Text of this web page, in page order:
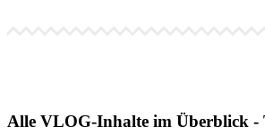
Alle VLOG-Inhalte im Überblick -